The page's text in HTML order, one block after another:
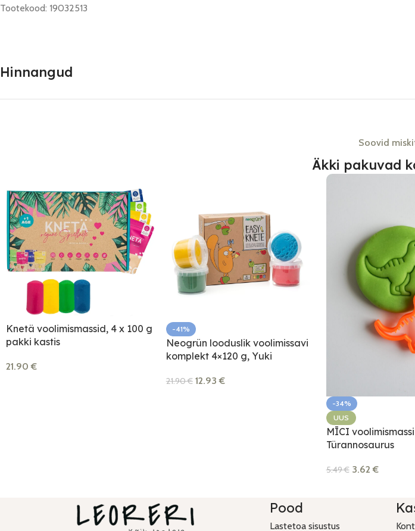
Tootekood: 19032513
Hinnangud
Soovid
Äkki pakuvad
Knetä voolimismassid, 4 x 100 g
pakki kastis
21.90€
-41%
Neogrün looduslik voolimissavi
komplekt 4×120 g, Yuki
21.90€ 12.93€
-34%
UUS
MĪCI
Türannosaurus
5.49€ 3.62€
Pood
Lastetoa sisustus